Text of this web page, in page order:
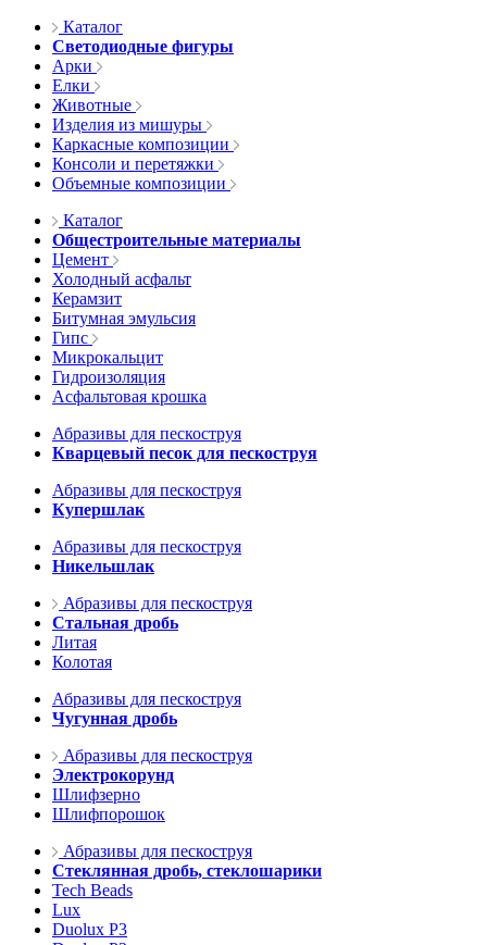
Каталог
Светодиодные фигуры
Арки
Елки
Животные
Изделия из мишуры
Каркасные композиции
Консоли и перетяжки
Объемные композиции
Каталог
Общестроительные материалы
Цемент
Холодный асфальт
Керамзит
Битумная эмульсия
Гипс
Микрокальцит
Гидроизоляция
Асфальтовая крошка
Абразивы для пескоструя
Кварцевый песок для пескоструя
Абразивы для пескоструя
Купершлак
Абразивы для пескоструя
Никельшлак
Абразивы для пескоструя
Стальная дробь
Литая
Колотая
Абразивы для пескоструя
Чугунная дробь
Абразивы для пескоструя
Электрокорунд
Шлифзерно
Шлифпорошок
Абразивы для пескоструя
Стеклянная дробь, стеклошарики
Tech Beads
Lux
Duolux P3